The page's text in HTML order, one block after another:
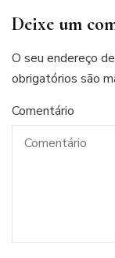
Deixe um
O seu endereço
obrigatórios são
Comentário